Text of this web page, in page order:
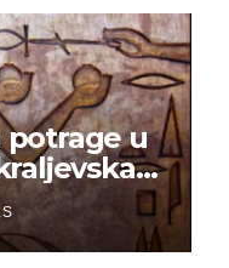
potrage u